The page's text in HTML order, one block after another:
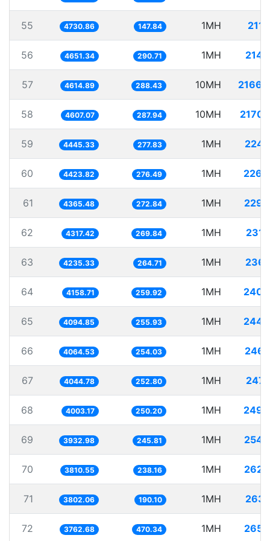
55 4730.86 147.84 1MH
56 4651.34 290.71 1MH
57 4614.89 288.43 10MH
58 4607.07 287.94 10MH
59 4445.33 277.83 1MH
60 4423.82 276.49 1MH
61 4365.48 272.84 1MH
62 4317.42 269.84 1MH
63 4235.33 264.71 1MH
64 4158.71 259.92 1MH
65 4094.85 255.93 1MH
66 4064.53 254.03 1MH
67 4044.78 252.80 1MH
68 4003.17 250.20 1MH
69 3932.98 245.81 1MH
70 3810.55 238.16 1MH
71 3802.06 190.10 1MH
72 3762.68 470.34 1MH